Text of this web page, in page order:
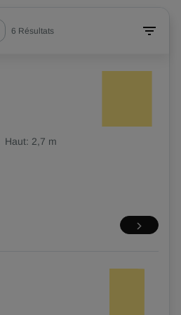
6 Résultats
Haut: 2,7 m